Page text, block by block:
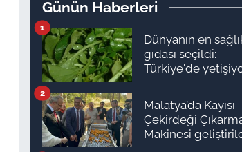
Günün Haberleri
Dünyanın en
gıdası seçildi:
Türkiye'de
bakmıyor
1
Malatya’da Kayısı
Çekirdeği
Makinesi
2